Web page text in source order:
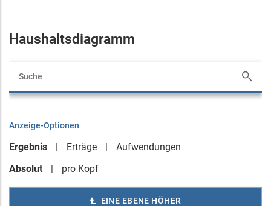
Haushaltsdiagramm
Anzeige-Optionen
Ergebnis Erträge
Aufwendungen
Absolut
pro Kopf
EINE EBENE HÖHER